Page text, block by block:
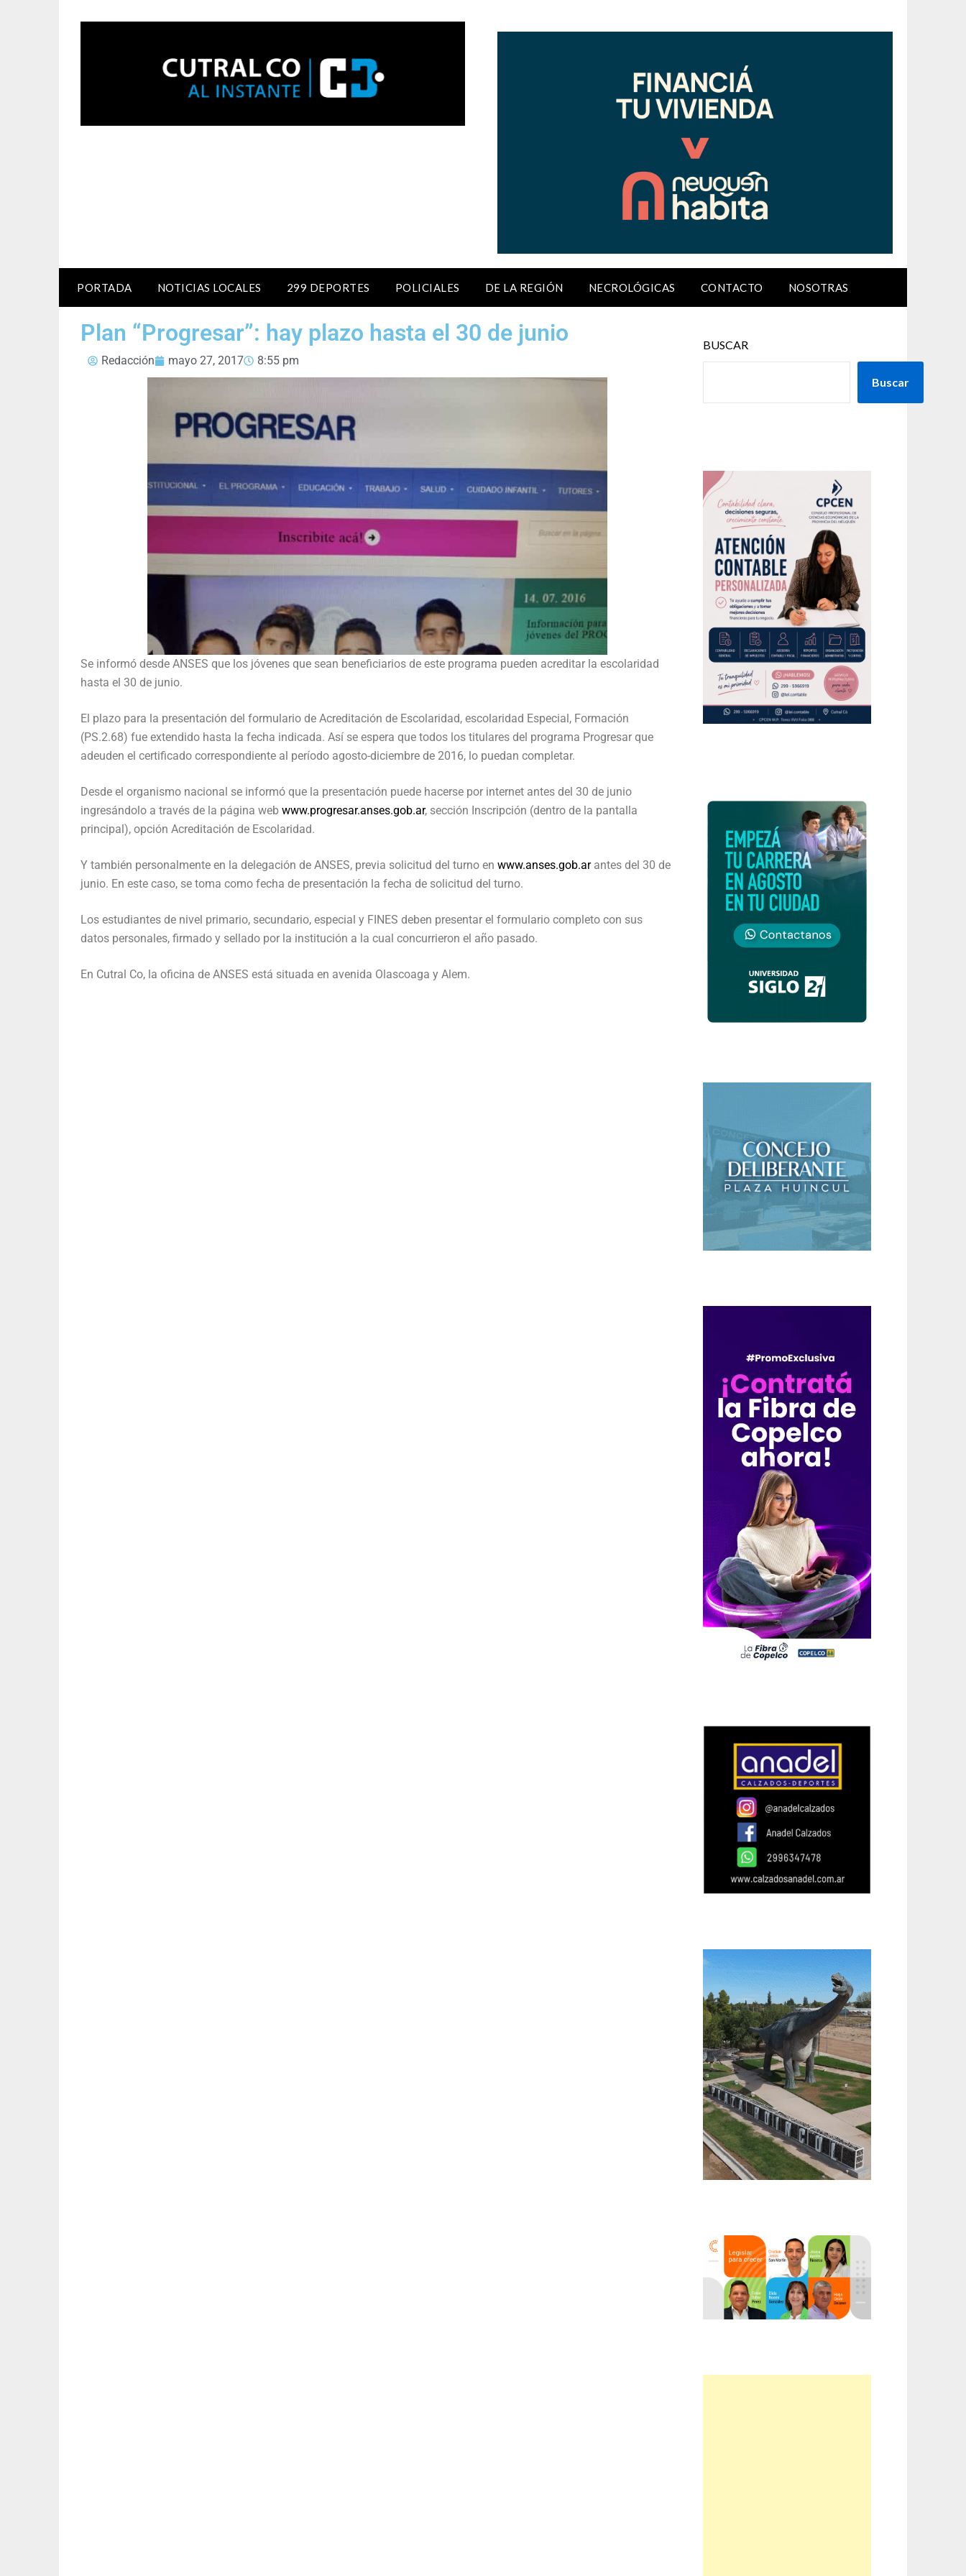
PORTADA NOTICIAS LOCALES 299 DEPORTES POLICIALES DE LA REGIÓN NECROLÓGICAS CONTACTO NOSOTRAS
Plan “Progresar”: hay plazo hasta el 30 de junio
Redacción mayo 27, 2017 8:55 pm
Se informó desde ANSES que los jóvenes que sean beneficiarios de este programa pueden acreditar la escolaridad
hasta el 30 de junio.
El plazo para la presentación del formulario de Acreditación de Escolaridad, escolaridad Especial, Formación
(PS.2.68) fue extendido hasta la fecha indicada. Así se espera que todos los titulares del programa Progresar que
adeuden el certificado correspondiente al período agosto-diciembre de 2016, lo puedan completar.
Desde el organismo nacional se informó que la presentación puede hacerse por internet antes del 30 de junio
ingresándolo a través de la página web www.progresar.anses.gob.ar, sección Inscripción (dentro de la pantalla
principal), opción Acreditación de Escolaridad.
Y también personalmente en la delegación de ANSES, previa solicitud del turno en www.anses.gob.arantes del 30 de
junio. En este caso, se toma como fecha de presentación la fecha de solicitud del turno.
Los estudiantes de nivel primario, secundario, especial y FINES deben presentar el formulario completo con sus
datos personales, firmado y sellado por la institución a la cual concurrieron el año pasado.
En Cutral Co, la oficina de ANSES está situada en avenida Olascoaga y Alem.
BUSCAR
Buscar